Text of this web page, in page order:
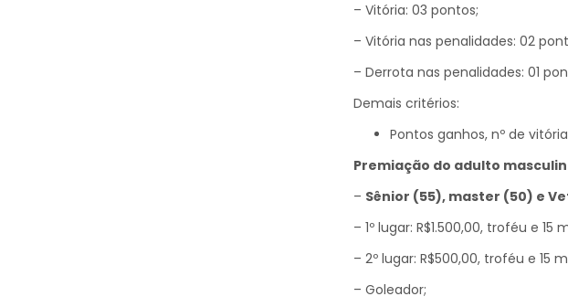
– Vitória: 03 pontos;
– Vitória nas penalidades: 02
– Derrota nas penalidades: 01
Demais critérios:
Pontos ganhos, nº de
Premiação do adulto
– Sênior (55), master (50) e
– 1º lugar: R$1.500,00, troféu e 15
– 2º lugar: R$500,00, troféu e 15
– Goleador;